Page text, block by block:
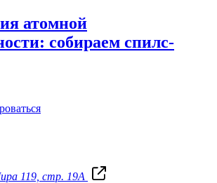
атомной
собираем спилс-
119, стр. 19А